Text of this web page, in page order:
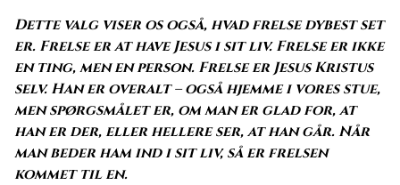
Dette valg viser os også, hvad frelse dybest set
er. Frelse er at have Jesus i sit liv. Frelse er ikke
en ting, men en person. Frelse er Jesus Kristus
selv. Han er overalt – også hjemme i vores stue,
men spørgsmålet er, om man er glad for, at
han er der, eller hellere ser, at han går. Når
man beder ham ind i sit liv, så er frelsen
kommet til en.